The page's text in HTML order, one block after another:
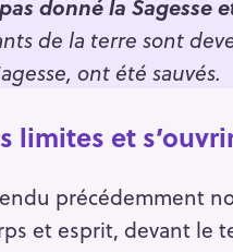
donné la Sagesse
de la terre sont
ont été sauvés.
et
précédemment
et esprit, devant le